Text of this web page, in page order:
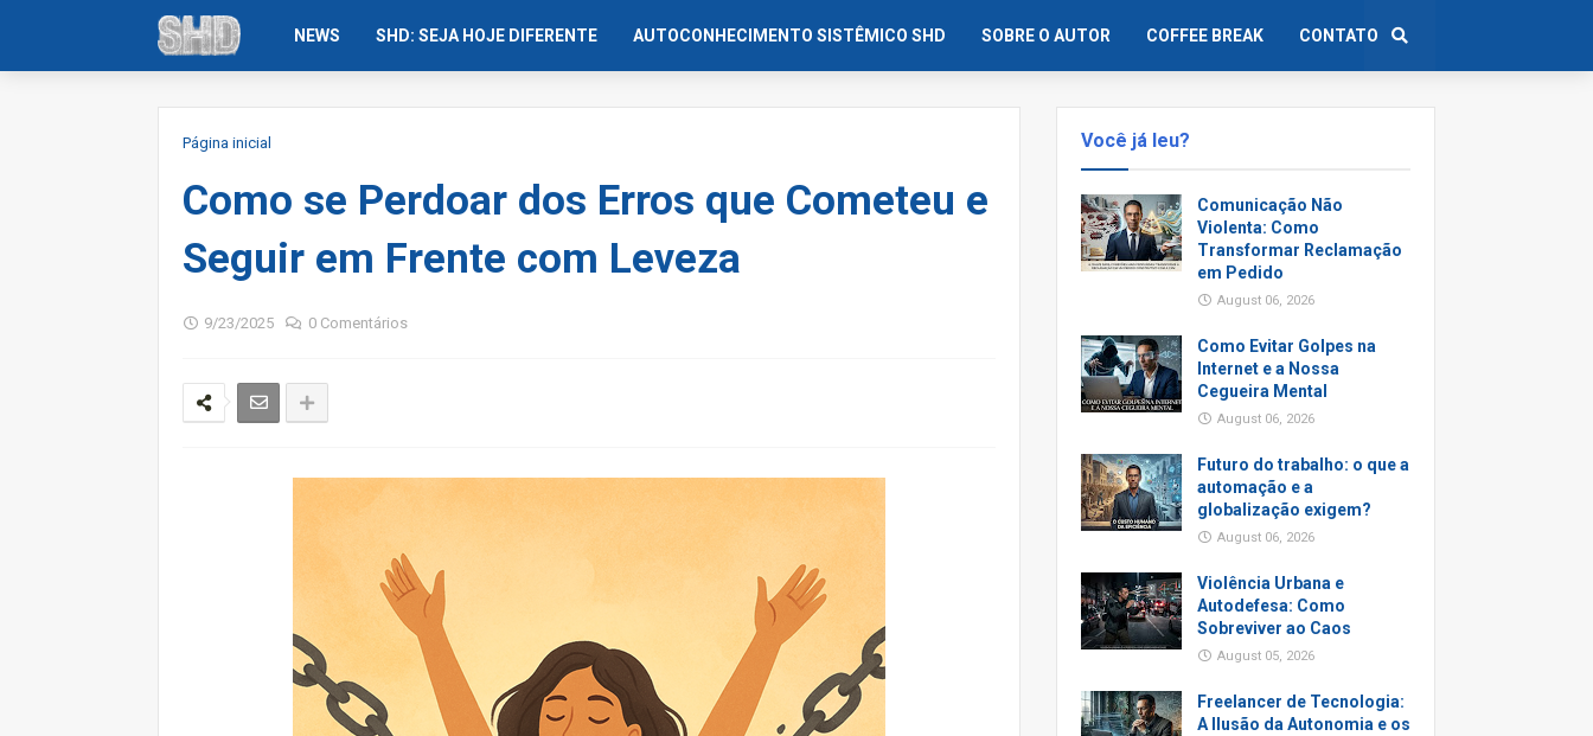
NEWS SHD: SEJA HOJE DIFERENTE AUTOCONHECIMENTO SISTÊMICO SHD SOBRE O AUTOR COFFEE BREAK CONTATO
Página inicial
Como se Perdoar dos Erros que Cometeu e
Seguir em Frente com Leveza
9/23/2025 0 Comentários
Você já leu?
Comunicação Não
Violenta: Como
Transformar Reclamação
em Pedido
August 06, 2026
Como Evitar Golpes na
Internet e a Nossa
Cegueira Mental
August 06, 2026
Futuro do trabalho: o que a
automação e a
globalização exigem?
August 06, 2026
Violência Urbana e
Autodefesa: Como
Sobreviver ao Caos
August 05, 2026
Freelancer de Tecnologia:
A Ilusão da Autonomia e os